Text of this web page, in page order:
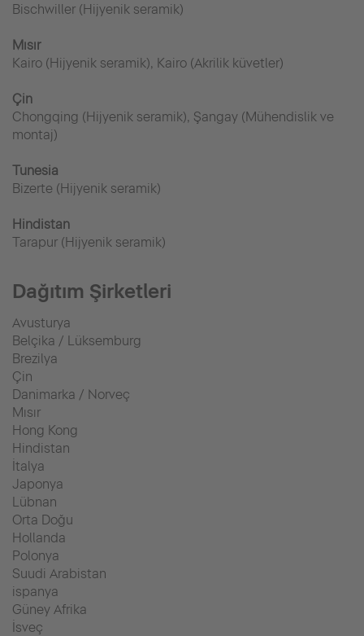
Bischwiller (Hijyenik seramik)
Mısır
Kairo (Hijyenik seramik), Kairo (Akrilik küvetler)
Çin
Chongqing (Hijyenik seramik), Şangay (Mühendislik ve
montaj)
Tunesia
Bizerte (Hijyenik seramik)
Hindistan
Tarapur (Hijyenik seramik)
Dağıtım Şirketleri
Avusturya
Belçika / Lüksemburg
Brezilya
Çin
Danimarka / Norveç
Mısır
Hong Kong
Hindistan
İtalya
Japonya
Lübnan
Orta Doğu
Hollanda
Polonya
Suudi Arabistan
ispanya
Güney Afrika
İsveç